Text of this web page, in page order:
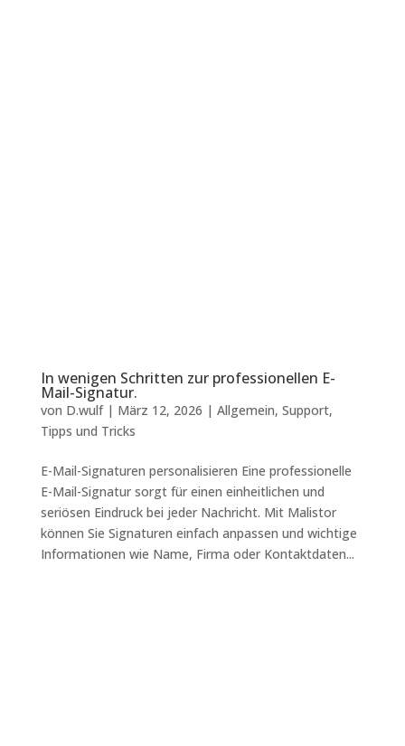
In wenigen Schritten zur professionellen E-
Mail-Signatur.
von D.wulf| März 12, 2026 | Allgemein, Support,
Tipps und Tricks
E-Mail-Signaturen personalisieren Eine professionelle
E-Mail-Signatur sorgt für einen einheitlichen und
seriösen Eindruck bei jeder Nachricht. Mit Malistor
können Sie Signaturen einfach anpassen und wichtige
Informationen wie Name, Firma oder Kontaktdaten...